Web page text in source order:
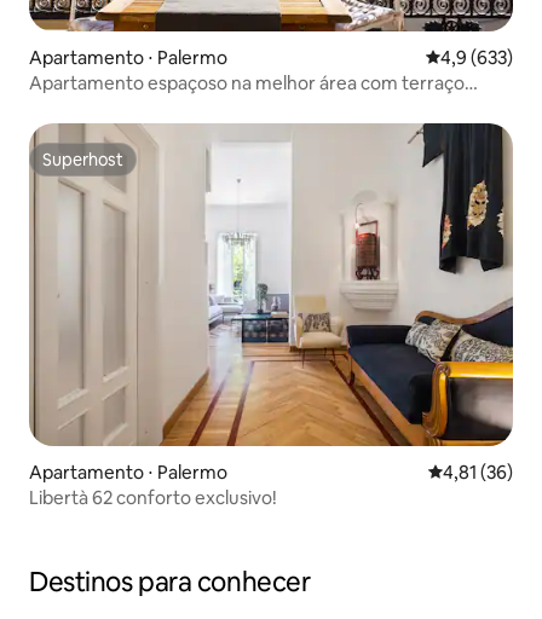
Apartamento ⋅ Palermo 4,9 de uma
4,9 (633)
Apartamento espaçoso na melhor área com terraço
Superhost
Superhost
Apartamento ⋅ Palermo 4,81 de uma
4,81 (36)
Libertà 62 conforto exclusivo!
Destinos para conhecer